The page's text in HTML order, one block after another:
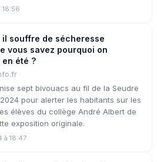
il souffre de sécheresse
vous savez pourquoi on
été ?
sept bivouacs au fil de la Seudre
pour alerter les habitants sur les
élèves du collège André Albert de
exposition originale.
à 18:47